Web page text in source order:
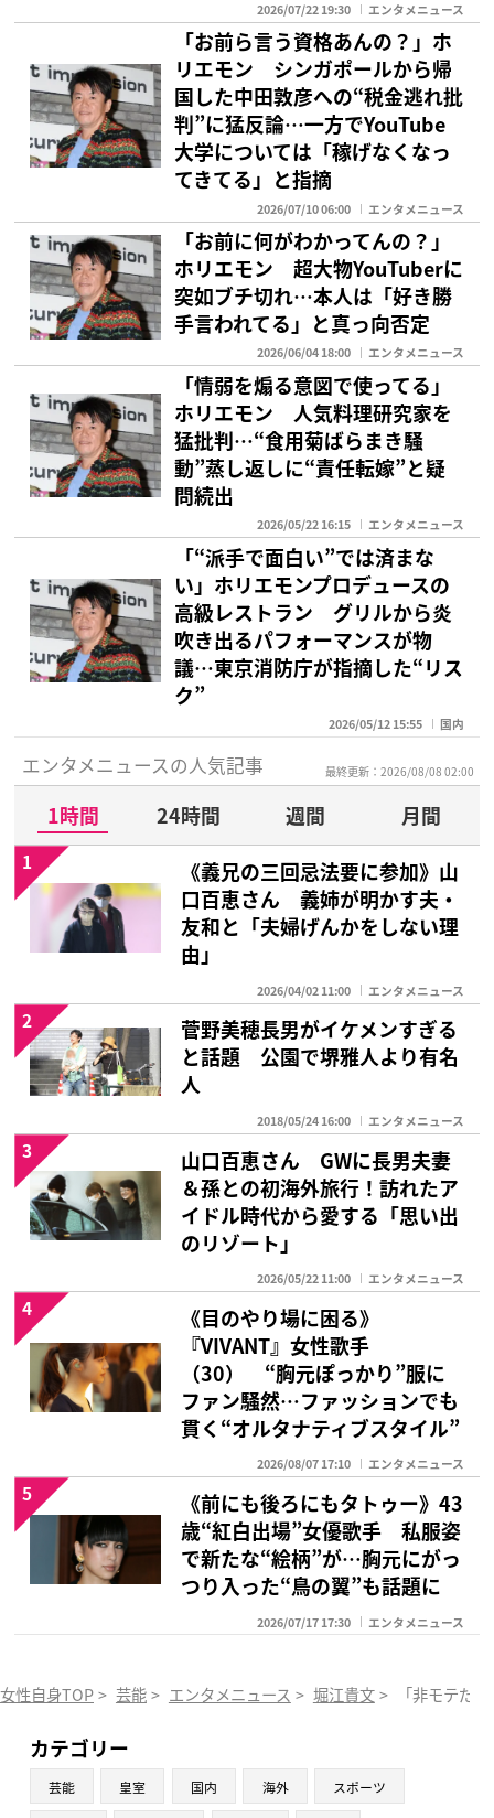
2026/07/22 19:30 エンタメニュース
「お前ら言う資格あんの？」ホ
リエモン シンガポールから帰
国した中田敦彦への“税金逃れ批
判”に猛反論…一方でYouTube
大学については「稼げなくなっ
てきてる」と指摘
2026/07/10 06:00 エンタメニュース
「お前に何がわかってんの？」
ホリエモン 超大物YouTuberに
突如ブチ切れ…本人は「好き勝
手言われてる」と真っ向否定
2026/06/04 18:00 エンタメニュース
「情弱を煽る意図で使ってる」
ホリエモン 人気料理研究家を
猛批判…“食用菊ばらまき騒
動”蒸し返しに“責任転嫁”と疑
問続出
2026/05/22 16:15 エンタメニュース
「“派手で面白い”では済まな
い」ホリエモンプロデュースの
高級レストラン グリルから炎
吹き出るパフォーマンスが物
議…東京消防庁が指摘した“リス
ク”
2026/05/12 15:55 国内
エンタメニュースの人気記事 最終更新：2026/08/08 02:00
1時間 24時間 週間
月間
《義兄の三回忌法要に参加》山
口百恵さん 義姉が明かす夫・
友和と「夫婦げんかをしない理
由」
2026/04/02 11:00 エンタメニュース
1
菅野美穂長男がイケメンすぎる
と話題 公園で堺雅人より有名
人
2018/05/24 16:00 エンタメニュース
2
山口百恵さん GWに長男夫妻
＆孫との初海外旅行！訪れたア
イドル時代から愛する「思い出
のリゾート」
2026/05/22 11:00 エンタメニュース
3
《目のやり場に困る》
『VIVANT』女性歌手
（30） “胸元ぽっかり”服に
ファン騒然…ファッションでも
貫く“オルタナティブスタイル”
2026/08/07 17:10 エンタメニュース
4
《前にも後ろにもタトゥー》43
歳“紅白出場”女優歌手 私服姿
で新たな“絵柄”が…胸元にがっ
つり入った“鳥の翼”も話題に
2026/07/17 17:30 エンタメニュース
5
女性自身TOP > 芸能 > エンタメニュース > 堀江貴文 > 「非モテだ
カテゴリー
芸能 皇室 国内 海外 スポーツ